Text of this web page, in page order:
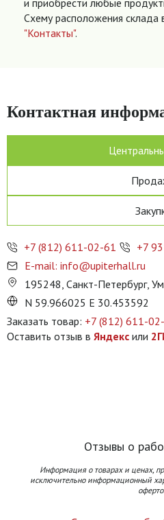
и приобрести любые
Схему расположения склада
"Контакты".
Контактная
+7 (812) 611-02-61
+7
E-mail: info@upiterhall.ru
195248, Санкт-Петербург,
N 59.966025 E 30.453592
Заказать товар: +7 (812) 611-
Оставить отзыв в Яндекс или
Отзывы о
Информация о товарах и ценах,
исключительно информационный